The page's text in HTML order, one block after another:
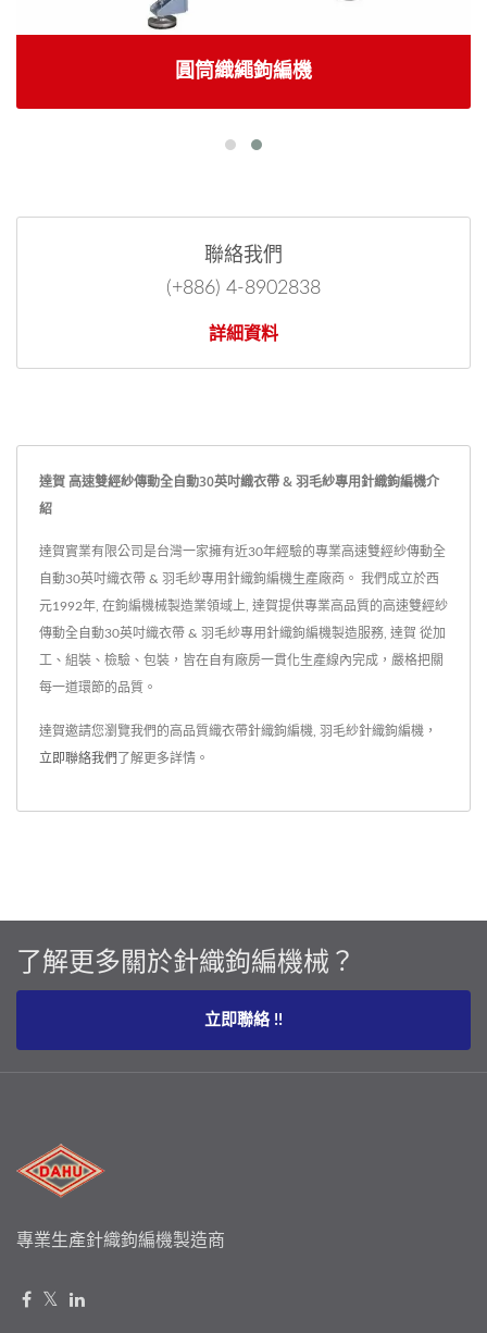
圓筒織繩鉤編機
聯絡我們
(+886) 4-8902838
詳細資料
達賀 高速雙經紗傳動全自動30英吋織衣帶 & 羽毛紗專用針織鉤編機介
紹
達賀實業有限公司是台灣一家擁有近30年經驗的專業高速雙經紗傳動全
自動30英吋織衣帶 & 羽毛紗專用針織鉤編機生產廠商。 我們成立於西
元1992年, 在鉤編機械製造業領域上, 達賀提供專業高品質的高速雙經紗
傳動全自動30英吋織衣帶 & 羽毛紗專用針織鉤編機製造服務, 達賀 從加
工、組裝、檢驗、包裝，皆在自有廠房一貫化生產線內完成，嚴格把關
每一道環節的品質。
達賀邀請您瀏覽我們的高品質織衣帶針織鉤編機, 羽毛紗針織鉤編機，
立即聯絡我們 了解更多詳情。
了解更多關於針織鉤編機械？
立即聯絡 !!
專業生產針織鉤編機製造商